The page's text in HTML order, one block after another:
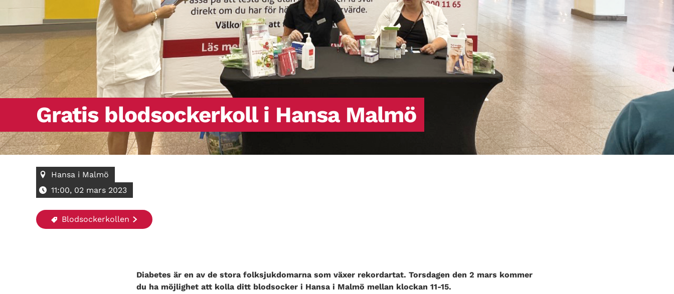
producera insulin eller det insulin som
produceras fungerar inte (så kallad
insulinresistens).
Gratis blodsockerkoll i Hansa Malmö
Hansa i Malmö
11:00, 02 mars 2023
Blodsockerkollen
Diabetes är en av de stora folksjukdomarna som växer rekordartat. Torsdagen den 2 mars kommer
du ha möjlighet att kolla ditt blodsocker i Hansa i Malmö mellan klockan 11-15.